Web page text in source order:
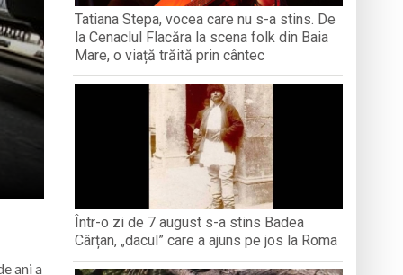
propriul talisman „prinzător de vise”
ani a
Tatiana Stepa, vocea care nu s-a stins. De
la Cenaclul Flacăra la scena folk din Baia
Mare, o viață trăită prin cântec
Într-o zi de 7 august s-a stins Badea
Cârțan, „dacul” care a ajuns pe jos la Roma